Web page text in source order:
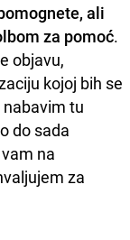
ali
za pomoć.
objavu,
kojoj bih se
tu
do sada
na
za